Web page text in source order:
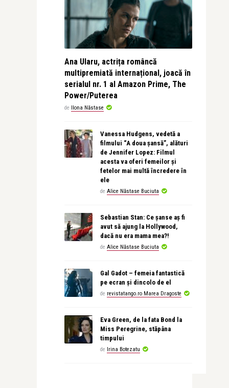
Ana Ularu, actrița româncă
multipremiată internațional, joacă în
serialul nr. 1 al Amazon Prime, The
Power/Puterea
de Ilona Năstase
Vanessa Hudgens, vedetă a
filmului “A doua șansă”, alături
de Jennifer Lopez: Filmul
acesta va oferi femeilor și
fetelor mai multă încredere în
ele
de Alice Năstase Buciuta
Sebastian Stan: Ce șanse aș fi
avut să ajung la Hollywood,
dacă nu era mama mea?!
de Alice Năstase Buciuta
Gal Gadot – femeia fantastică
pe ecran și dincolo de el
de revistatango.ro Marea Dragoste
Eva Green, de la fata Bond la
Miss Peregrine, stăpâna
timpului
de Irina Botezatu